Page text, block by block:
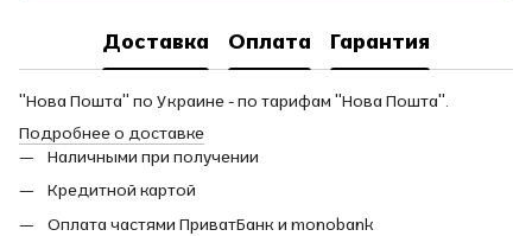
Доставка Оплата Гарантия
"Нова Пошта" по Украине - по тарифам "Нова Пошта".
Подробнее о доставке
Наличными при получении
Кредитной картой
Оплата частями ПриватБанк и monobank